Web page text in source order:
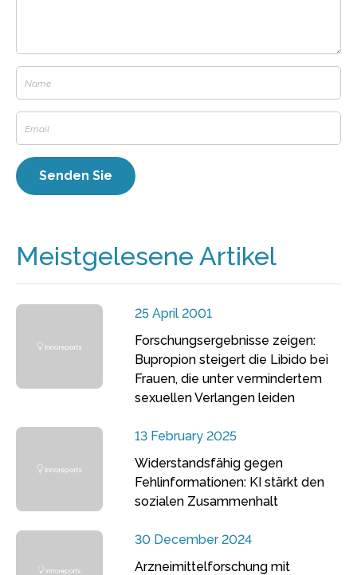
Meistgelesene Artikel
25 April 2001
Forschungsergebnisse zeigen:
Bupropion steigert die Libido bei
Frauen, die unter vermindertem
sexuellen Verlangen leiden
13 February 2025
Widerstandsfähig gegen
Fehlinformationen: KI stärkt den
sozialen Zusammenhalt
30 December 2024
Arzneimittelforschung mit